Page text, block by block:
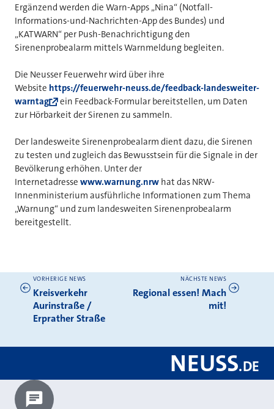
Ergänzend werden die Warn-Apps „Nina“ (Notfall-
Informations-und-Nachrichten-App des Bundes) und
„KATWARN“ per Push-Benachrichtigung den
Sirenenprobealarm mittels Warnmeldung begleiten.
Die Neusser Feuerwehr wird über ihre
Website https://feuerwehr-neuss.de/feedback-landesweiter-
warntag
ein Feedback-Formular bereitstellen, um Daten
zur Hörbarkeit der Sirenen zu sammeln.
Der landesweite Sirenenprobealarm dient dazu, die Sirenen
zu testen und zugleich das Bewusstsein für die Signale in der
Bevölkerung erhöhen. Unter der
Internetadresse www.warnung.nrw hat das NRW-
Innenministerium ausführliche Informationen zum Thema
„Warnung“ und zum landesweiten Sirenenprobealarm
bereitgestellt.
Weitere News
VORHERIGE NEWS
Kreisverkehr
Aurinstraße /
Erprather Straße
NÄCHSTE NEWS
Regional essen! Mach
mit!
NEUSS.DE